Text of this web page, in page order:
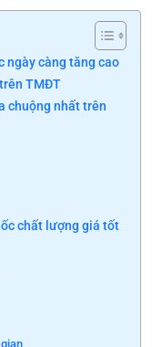
ngày càng tăng cao
TMĐT
chuộng nhất trên
chất lượng giá tốt